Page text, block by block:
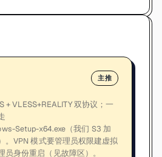
主推
+ VLESS+REALITY 双协议；一
Setup-x64.exe（我们 S3 加
。VPN 模式要管理员权限建虚拟
员身份重启（见故障区）。